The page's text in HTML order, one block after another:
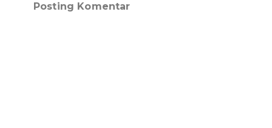
Posting Komentar